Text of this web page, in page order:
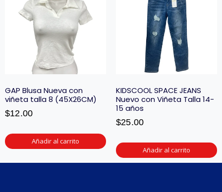
GAP Blusa Nueva con
viñeta talla 8 (45X26CM)
$12.00
Añadir al carrito
KIDSCOOL SPACE JEANS
Nuevo con Viñeta Talla 14-
15 años
$25.00
Añadir al carrito